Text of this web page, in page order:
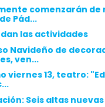
comenzarán de
Pád...
las actividades
Navideño de
ven...
viernes 13, teatro:
Seis altas nuevas